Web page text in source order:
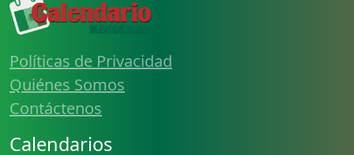
Políticas de Privacidad
Quiénes Somos
Contáctenos
Calendarios